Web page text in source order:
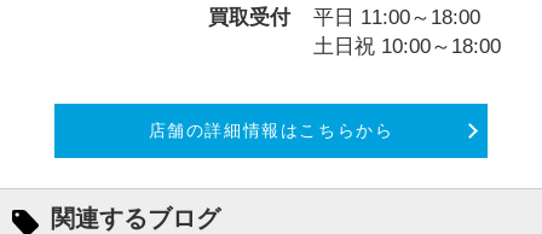
買取受付
平日 11:00～18:00
土日祝 10:00～18:00
店舗の詳細情報はこちらから
関連するブログ